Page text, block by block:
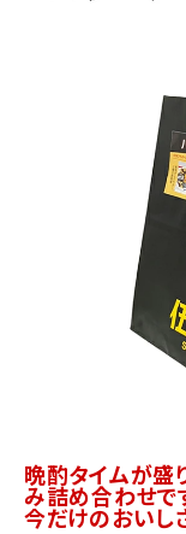
晩酌タイムが盛
み詰め合わせで
今だけのおいし